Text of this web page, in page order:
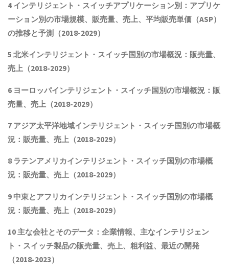
4 インテリジェント・スイッチアプリケーション別：アプリケ
ーション別の市場規模、 販売量、売上、平均販売単価（ASP）
の推移と予測（2018-2029）
5 北米インテリジェント・スイッチ国別の市場概況：販売量、
売上（2018-2029）
6 ヨーロッパインテリジェント・スイッチ国別の市場概況：販
売量、売上（2018-2029）
7 アジア太平洋地域インテリジェント・スイッチ国別の市場概
況：販売量、売上（2018-2029）
8 ラテンアメリカインテリジェント・スイッチ国別の市場概
況：販売量、売上（2018-2029）
9 中東とアフリカインテリジェント・スイッチ国別の市場概
況：販売量、売上（2018-2029）
10 主な会社とそのデータ：企業情報、主なインテリジェン
ト・スイッチ製品の販売量、売上、粗利益、最近の開発
（2018-2023）